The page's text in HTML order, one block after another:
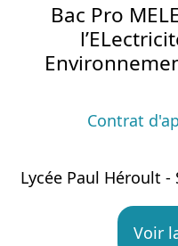
Bac Pro
Contrat
Lycée Paul Héroult -
Voir